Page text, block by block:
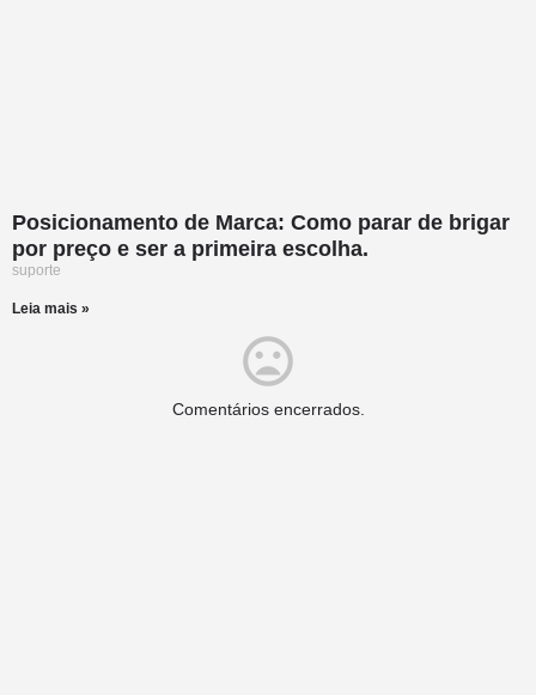
Posicionamento de Marca: Como parar de brigar
por preço e ser a primeira escolha.
suporte
Leia mais »
Comentários encerrados.